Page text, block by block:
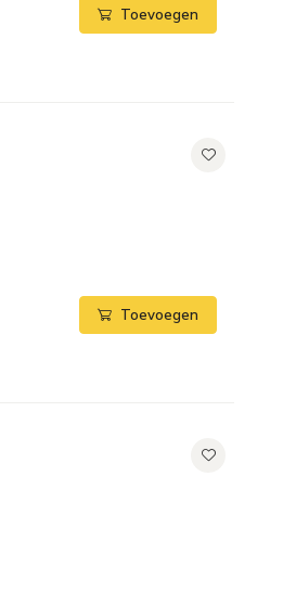
Toevoegen
Toevoegen